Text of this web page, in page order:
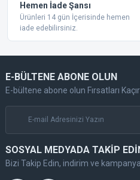
Hemen İade Şansı
Ürünleri 14 gün İçerisinde hemen
iade edebilirsiniz.
E-BÜLTENE ABONE OLUN
E-bültene abone olun Fırsatları
SOSYAL MEDYADA TAKİP
Bizi Takip Edin, indirim ve